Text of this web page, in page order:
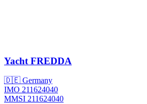
Yacht FREDDA
🇩🇪 Germany
IMO 211624040
MMSI 211624040